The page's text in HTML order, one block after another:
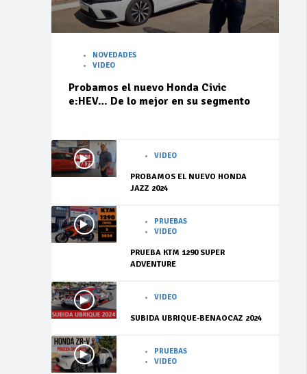
NOVEDADES
VIDEO
Probamos el nuevo Honda Civic
e:HEV… De lo mejor en su segmento
VIDEO
PROBAMOS EL NUEVO HONDA
JAZZ 2024
PRUEBAS
VIDEO
PRUEBA KTM 1290 SUPER
ADVENTURE
VIDEO
SUBIDA UBRIQUE-BENAOCAZ 2024
PRUEBAS
VIDEO